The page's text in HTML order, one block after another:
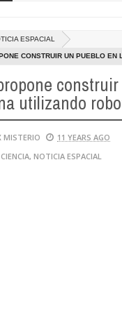
enanos
76, conocida como
ESPACIAL
CONSTRUIR UN PUEBLO EN
utilizando
MISTERIO
11 YEARS AGO
, NOTICIA ESPACIAL